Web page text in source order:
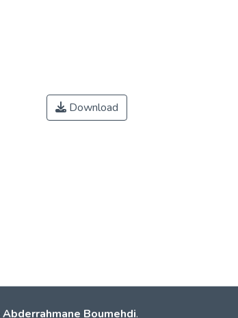
Download
Abderrahmane Boumehdi.